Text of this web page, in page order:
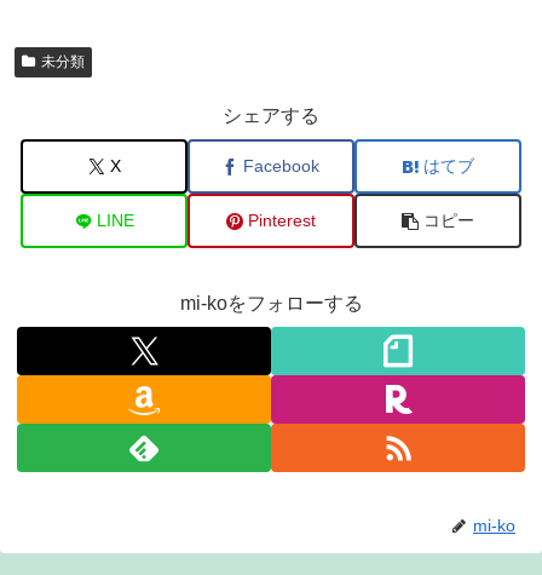
未分類
シェアする
X Facebook はてブ
LINE Pinterest コピー
mi-koをフォローする
mi-ko